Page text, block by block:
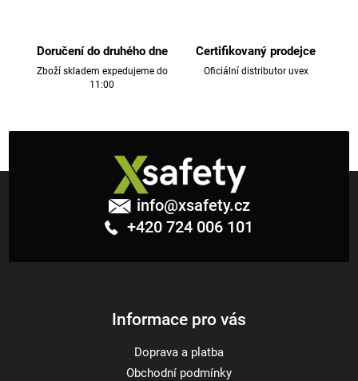
ý
i
s
u
Doručení do druhého dne
Zboží skladem expedujeme do
11:00
Certifikovaný prodejce
Oficiální distributor uvex
info@xsafety.cz
+420 724 006 101
Informace pro vás
Doprava a platba
Obchodní podmínky